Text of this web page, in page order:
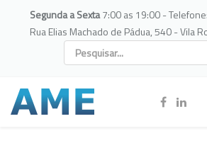
Segunda a Sexta7:00 as 19:00 -
Rua Elias Machado de Pádua, 540 - Vila